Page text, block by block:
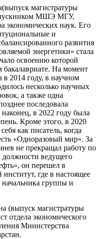
магистратуры
МШЭ МГУ,
экономических наук. Его
и
развития
энергетики» стала
освоению которой
На момент
в 2014 году, в научном
несколько научных
а также одна
последовала
наконец, в 2022 году была
Кроме этого, в 2020
как писатель, когда
«Одноразовый мир». За
не прекращал работу по
должности ведущего
он перешел в
где в настоящее
начальника группы и
(выпуск магистратуры
отдела экономического
Министерства